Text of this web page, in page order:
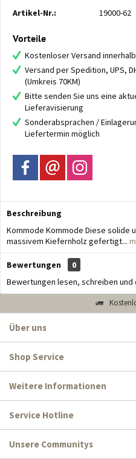
Artikel-Nr.: 19000-62
Vorteile
Kostenloser Versand
Versand per Spedition, UPS,
(Umkreis 70KM)
Bitte senden Sie uns eine
Lieferavisierung
Sonderabsprachen /
Liefertermin möglich
Beschreibung
Kommode Kommode Diese solide
massivem Kiefernholz gefertigt...
Bewertungen
0
Bewertungen lesen, schreiben und
Über uns
Shop Service
Weitere Informationen
Service Hotline
Unsere Communitys